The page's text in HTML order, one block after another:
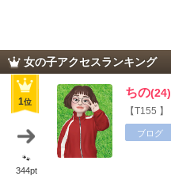
女の子アクセスランキング
1位
🐾
344pt
ちの(24)
【T155 】
ブログ